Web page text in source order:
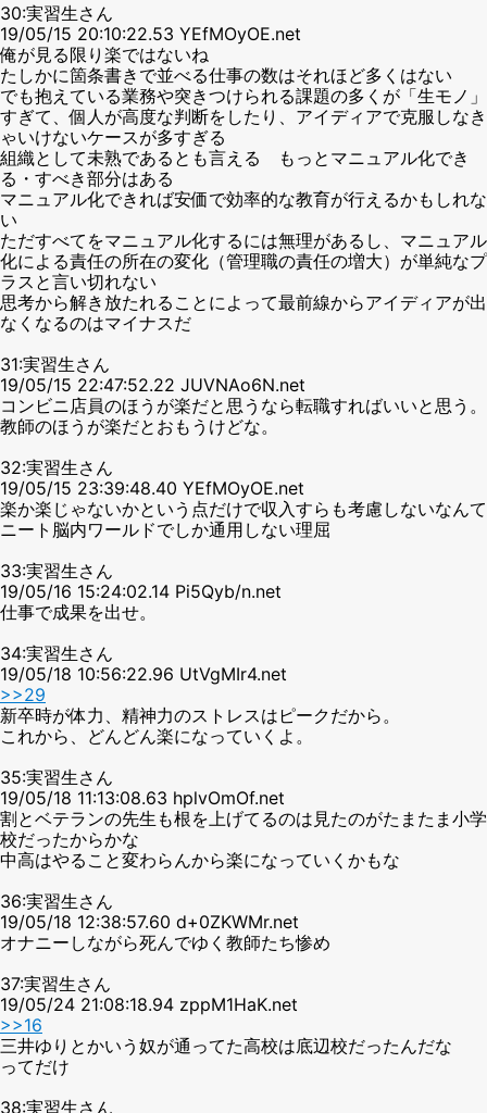
30:実習生さん
19/05/15 20:10:22.53 YEfMOyOE.net
俺が見る限り楽ではないね
たしかに箇条書きで並べる仕事の数はそれほど多くはない
でも抱えている業務や突きつけられる課題の多くが「生モノ」
すぎて、個人が高度な判断をしたり、アイディアで克服しなき
ゃいけないケースが多すぎる
組織として未熟であるとも言える もっとマニュアル化でき
る・すべき部分はある
マニュアル化できれば安価で効率的な教育が行えるかもしれな
い
ただすべてをマニュアル化するには無理があるし、マニュアル
化による責任の所在の変化（管理職の責任の増大）が単純なプ
ラスと言い切れない
思考から解き放たれることによって最前線からアイディアが出
なくなるのはマイナスだ
31:実習生さん
19/05/15 22:47:52.22 JUVNAo6N.net
コンビニ店員のほうが楽だと思うなら転職すればいいと思う。
教師のほうが楽だとおもうけどな。
32:実習生さん
19/05/15 23:39:48.40 YEfMOyOE.net
楽か楽じゃないかという点だけで収入すらも考慮しないなんて
ニート脳内ワールドでしか通用しない理屈
33:実習生さん
19/05/16 15:24:02.14 Pi5Qyb/n.net
仕事で成果を出せ。
34:実習生さん
19/05/18 10:56:22.96 UtVgMIr4.net
>>29
新卒時が体力、精神力のストレスはピークだから。
これから、どんどん楽になっていくよ。
35:実習生さん
19/05/18 11:13:08.63 hplvOmOf.net
割とベテランの先生も根を上げてるのは見たのがたまたま小学
校だったからかな
中高はやること変わらんから楽になっていくかもな
36:実習生さん
19/05/18 12:38:57.60 d+0ZKWMr.net
オナニーしながら死んでゆく教師たち惨め
37:実習生さん
19/05/24 21:08:18.94 zppM1HaK.net
>>16
三井ゆりとかいう奴が通ってた高校は底辺校だったんだな
ってだけ
38:実習生さん